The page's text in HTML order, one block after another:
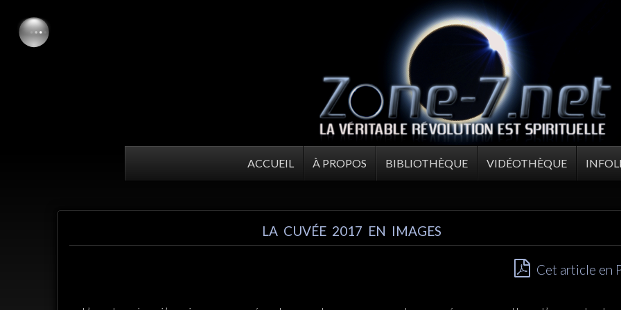
ACCUEIL À PROPOS BIBLIOTHÈQUE VIDÉOTHÈQUE
LA CUVÉE 2017 EN IMAGES
Cet article en